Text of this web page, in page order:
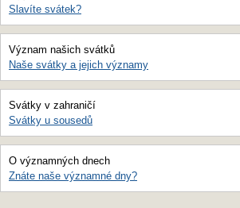
Slavíte svátek?
Význam našich svátků
Naše svátky a jejich významy
Svátky v zahraničí
Svátky u sousedů
O významných dnech
Znáte naše významné dny?